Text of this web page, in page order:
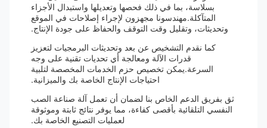
بسلاسة، بما في ذلك فحصها وتعديلها واستبدال الأجزاء
المتآكلة.مهندسونا مجهزون لإجراء إصلاحات في الموقع
وتحديثات، وتقليل وقت التوقف والحفاظ على جودة الإنتاج.
كما نقدم التشخيص عن بعد وتحديثات البرمجيات لتعزيز
قدرات الآلة ومعالجة أي تحديات تقنية على وجه
السرعة.يمكن تخصيص حزم الخدمات المخصصة لتلبية
احتياجات الإنتاج الخاصة بك والميزانية.
ثق بفريق الدعم الخاص بنا لضمان أن تعمل آلة صناعة الصب
النفسي التلقائية بأقصى كفاءة، مما يوفر نتائج ثابتة وموثوقة
لعمليات التصنيع الخاصة بك.